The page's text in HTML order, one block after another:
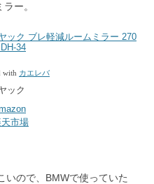
ー。
ック ブレ軽減ルームミラー 270
34
with カエレバ
ック
市場
いので、BMWで使っていた